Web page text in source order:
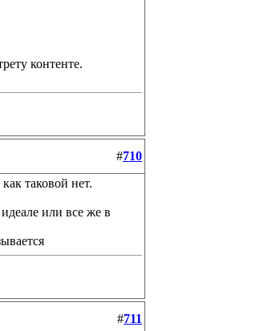
контенте.
#710
таковой нет.
или все же в
#711